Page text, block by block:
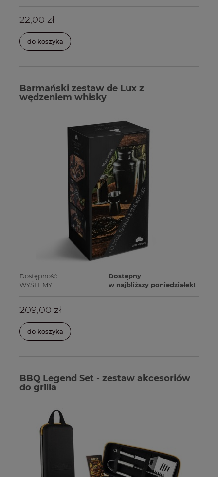
22,00 zł
do koszyka
Barmański zestaw de Lux z
wędzeniem whisky
Dostępność:
Dostępny
WYŚLEMY:
w najbliższy poniedziałek!
209,00 zł
do koszyka
BBQ Legend Set - zestaw akcesoriów
do grilla